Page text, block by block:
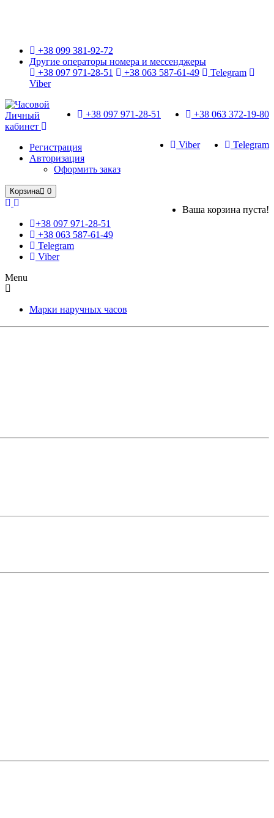
+38 099 381-92-72
Другие операторы номера и мессенджеры
+38 097 971-28-51
+38 063 587-61-49
Telegram
Viber
+38 063 372-19-80
+38 097 971-28-51
Telegram
Viber
Личный
кабинет
Регистрация
Авторизация
Оформить заказ
Корзина 0
Ваша корзина пуста!
+38 097 971-28-51
+38 063 587-61-49
Telegram
Viber
Menu
Марки наручных часов